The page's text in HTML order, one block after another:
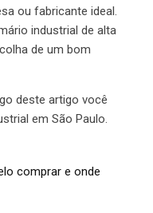
ou fabricante ideal.
industrial de alta
de um bom
deste artigo você
em São Paulo.
comprar e onde